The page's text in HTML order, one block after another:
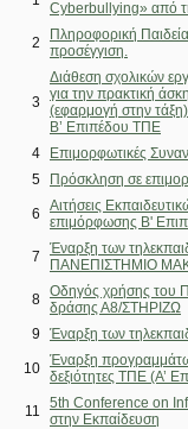
Cyberbullying» από
2
Πληροφορική
προσέγγιση.
3
Διάθεση σχολικών
για την πρακτική
(εφαρμογή στην
Β’ Επιπέδου ΤΠΕ
4
Επιμορφωτικές
5
Πρόσκληση σε
6
Αιτήσεις
επιμόρφωσης Β'
7
Έναρξη των
ΠΑΝΕΠΙΣΤΗΜΙΟ
8 Οδηγός χρήσης του
δράσης Α8/ΣΤΗΡΙΖΩ
9
Έναρξη των
10 Έναρξη
δεξιότητες ΤΠΕ (Α’
11
5th Conference on
στην Εκπαίδευση